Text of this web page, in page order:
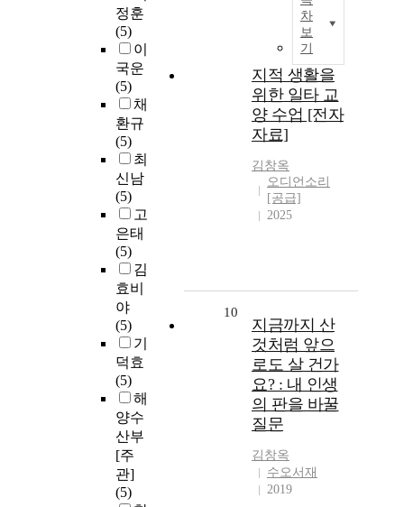
정훈
(5)
이
국운
(5)
채
환규
(5)
최
신남
(5)
고
은태
(5)
김
효비
야
(5)
기
덕효
(5)
해
양수
산부
[주
관]
(5)
차
보
기
지적 생활을
위한 일타 교
양 수업 [전자
자료]
김창옥
오디언소리
[공급]
2025
10
지금까지 산
것처럼 앞으
로도 살 건가
요? : 내 인생
의 판을 바꿀
질문
김창옥
수오서재
2019